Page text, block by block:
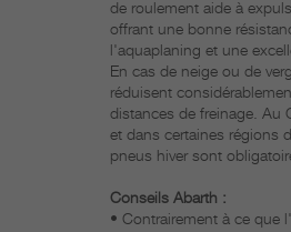
de roulement aide à
offrant une bonne
l'aquaplaning et une
En cas de neige ou de
réduisent
distances de freinage. Au
et dans certaines régions
pneus hiver sont
Conseils Abarth :
• Contrairement à ce que